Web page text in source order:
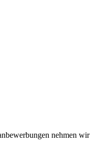
nehmen